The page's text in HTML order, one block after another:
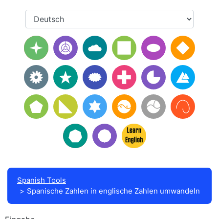
Spanish Tools
Spanische Zahlen in englische Zahlen umwandeln